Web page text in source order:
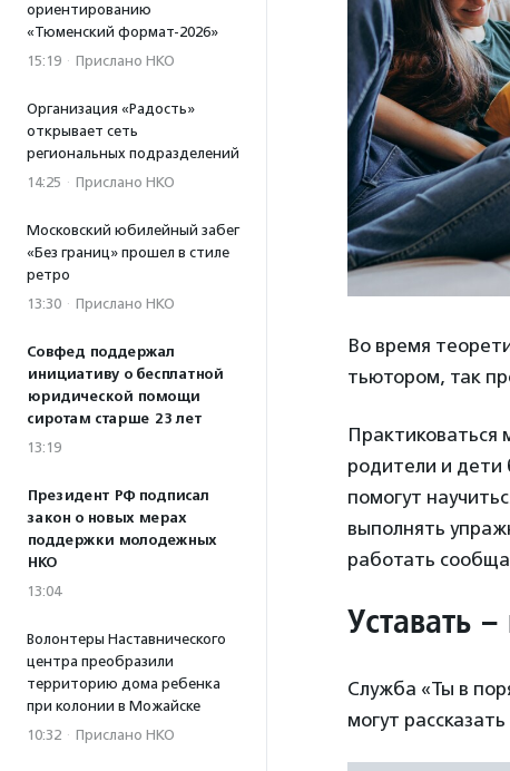
ориентированию
«Тюменский формат-2026»
15:19 · Прислано НКО
Организация «Радость»
открывает сеть
региональных подразделений
14:25 · Прислано НКО
Московский юбилейный забег
«Без границ» прошел в стиле
ретро
13:30 · Прислано НКО
Совфед поддержал
инициативу о бесплатной
юридической помощи
сиротам старше 23 лет
13:19
Президент РФ подписал
закон о новых мерах
поддержки молодежных
НКО
13:04
Волонтеры Наставнического
центра преобразили
территорию дома ребенка
при колонии в Можайске
10:32 · Прислано НКО
Во время
тьютором, так
Практиковаться
родители и дети
помогут
выполнять
работать
Уставать
Служба «Ты в
могут